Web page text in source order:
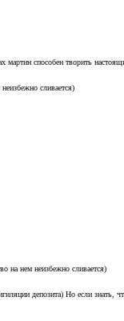
способен творить
сливается)
на нем неизбежно сливается)
депозита) Но если знать,